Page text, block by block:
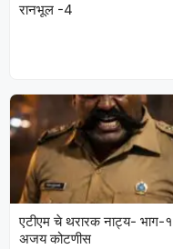
रानभूल -4
एटीएम चे थरारक नाट्य- भाग-१
अजय कोटणीस